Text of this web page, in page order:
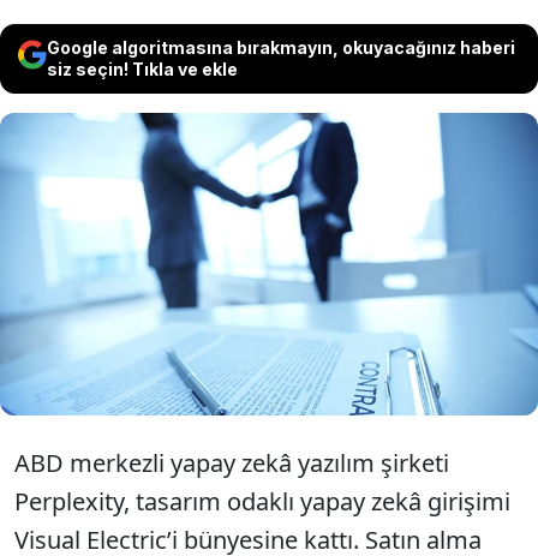
Google algoritmasına bırakmayın, okuyacağınız haberi
siz seçin! Tıkla ve ekle
ABD'li yazılım şirketi Perplexity, yapay zeka
devi Visual Electric’i satın aldı. Bu
gelişmenin ardından Perplexity, satın aldığı
şirketi 90 günde yapılandırma kararı aldı.
ABD merkezli yapay zekâ yazılım şirketi
Perplexity, tasarım odaklı yapay zekâ girişimi
Visual Electric’i bünyesine kattı. Satın alma